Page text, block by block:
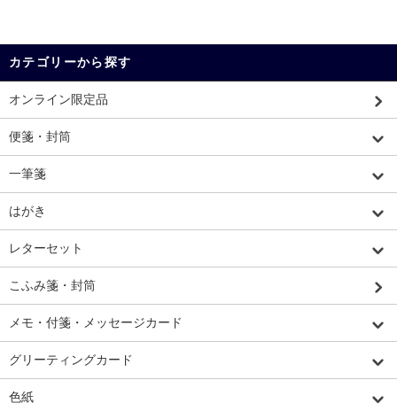
カテゴリーから探す
オンライン限定品
便箋・封筒
一筆箋
はがき
レターセット
こふみ箋・封筒
メモ・付箋・メッセージカード
グリーティングカード
色紙